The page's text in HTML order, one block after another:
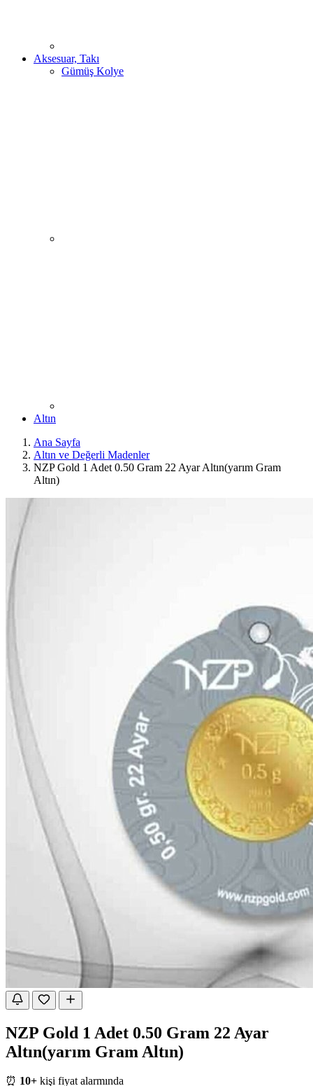
Aksesuar, Takı
Gümüş Kolye
Altın
Ana Sayfa
Altın ve Değerli Madenler
NZP Gold 1 Adet 0.50 Gram 22 Ayar Altın(yarım Gram
Altın)
NZP Gold 1 Adet 0.50 Gram 22 Ayar
Altın(yarım Gram Altın)
⏰ 10+ kişi fiyat alarmında